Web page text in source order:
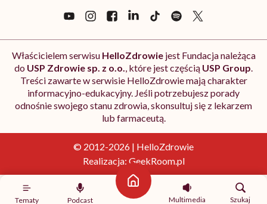
Tematy Podcast
Strona główna
Multimedia
Szukaj
Właścicielem serwisu HelloZdrowiejest Fundacja należąca
do USP Zdrowie sp. z o.o., które jest częścią USP Group.
Treści zawarte w serwisie HelloZdrowie mają charakter
informacyjno-edukacyjny. Jeśli potrzebujesz porady
odnośnie swojego stanu zdrowia, skonsultuj się z lekarzem
lub farmaceutą.
© 2012-2026 | HelloZdrowie
Realizacja: GeekRoom.pl